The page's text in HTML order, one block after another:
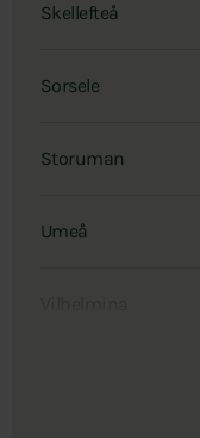
Skellefteå
Sorsele
Storuman
Umeå